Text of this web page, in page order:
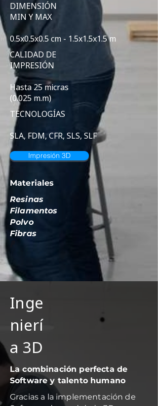
DIMENSIÓN
MIN Y MAX
0.5x0.5x0.5 cm - 1.5x1.5x1.5 m
CALIDAD DE
IMPRESIÓN
Hasta 25 micras
(0.025 m.m)
TECNOLOGÍAS
SLA, FDM, CFR, SLS, SLF
Impresión 3D
Materiales
Resinas
Filamentos
Polvo
Fibras
Inge
nierí
a 3D
La combinación perfecta de
Software y talento humano
Gracias a la implementación de